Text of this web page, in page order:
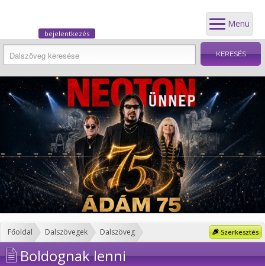
Menü
bejelentkezés
Szerkesztés
Főoldal Dalszövegek Dalszöveg
Boldognak lenni